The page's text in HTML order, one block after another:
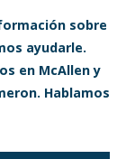
sobre
ayudarle.
en McAllen y
Hablamos